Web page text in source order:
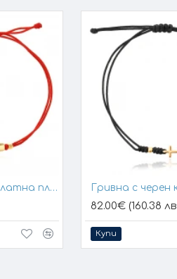
Гривна с конец и златна плочка за гравиране
82.00€ (160.38
Купи